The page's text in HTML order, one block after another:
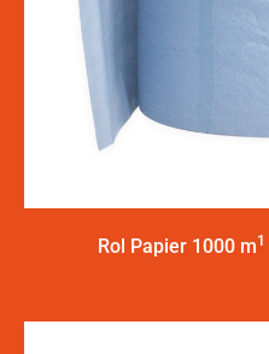
Rol Papier 1000 m1